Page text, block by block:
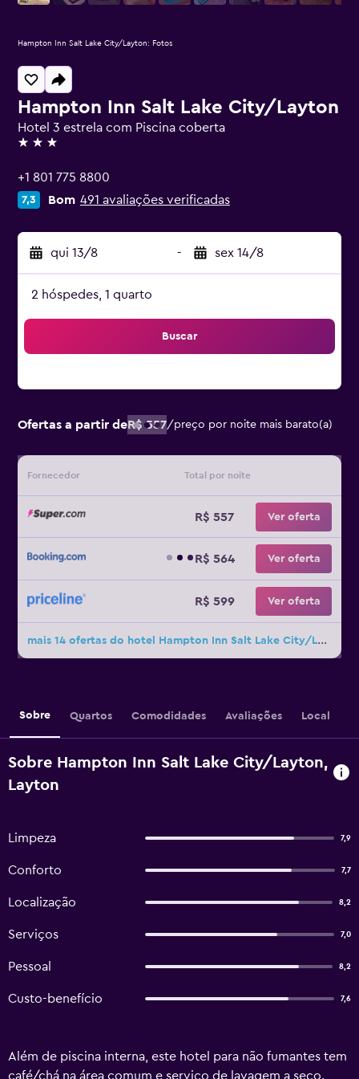
Hampton Inn Salt Lake City/Layton
Hotel 3 estrela com Piscina coberta
3 estrelas
+1 801 775 8800
7,3 Bom 491 avaliações verificadas
qui 13/8 - sex 14/8
2 hóspedes, 1 quarto
Buscar
Ofertas a partir deR$ 557/preço por noite mais barato(a)
Fornecedor Total por noite
R$ 557 Ver oferta
R$ 564 Ver oferta
R$ 599 Ver oferta
mais 14 ofertas do hotel Hampton Inn Salt Lake City/Layton
Hampton Inn Salt Lake City/Layton: Fotos
Sobre Quartos Comodidades Avaliações Local
Sobre Hampton Inn Salt Lake City/Layton,
Layton
Limpeza 7,9
Conforto 7,7
Localização 8,2
Serviços 7,0
Pessoal 8,2
Custo-benefício 7,6
Além de piscina interna, este hotel para não fumantes tem
café/chá na área comum e serviço de lavagem a seco.